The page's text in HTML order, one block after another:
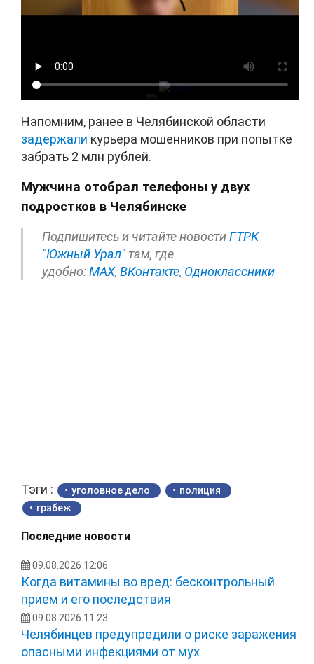
Напомним, ранее в Челябинской области
задержали курьера мошенников при попытке
забрать 2 млн рублей.
Мужчина отобрал телефоны у двух
подростков в Челябинске
Подпишитесь и читайте новостиГТРК
"Южный Урал" там, где
удобно:МАХ, ВКонтакте, Одноклассники
Тэги : уголовное дело
полиция
грабеж
Последние новости
09.08.2026 12:06
Когда витамины во вред: бесконтрольный
прием и его последствия
09.08.2026 11:23
Челябинцев предупредили о риске заражения
опасными инфекциями от мух